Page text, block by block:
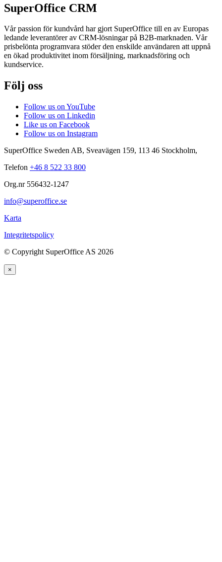
SuperOffice CRM
Vår passion för kundvård har gjort SuperOffice till en av Europas
ledande leverantörer av CRM-lösningar på B2B-marknaden. Vår
prisbelönta programvara stöder den enskilde användaren att uppnå
en ökad produktivitet inom försäljning, marknadsföring och
kundservice.
Följ oss
Follow us on YouTube
Follow us on Linkedin
Like us on Facebook
Follow us on Instagram
SuperOffice Sweden AB, Sveavägen 159, 113 46 Stockholm,
Telefon +46 8 522 33 800
Org.nr 556432-1247
info@superoffice.se
Karta
Integritetspolicy
© Copyright SuperOffice AS 2026
×